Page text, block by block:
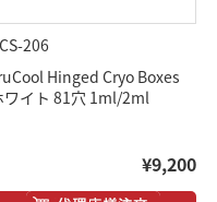
206
Hinged Cryo Boxes
ワイト 81穴 1ml/2ml
¥9,200